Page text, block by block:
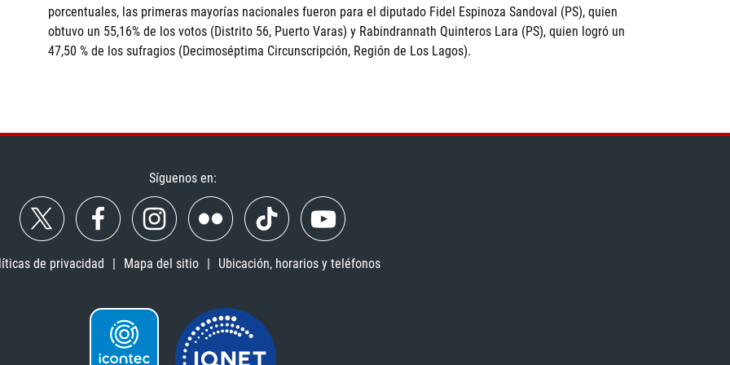
porcentuales, las primeras mayorías nacionales fueron para el diputado Fidel Espinoza Sandoval (PS), quien
obtuvo un 55,16% de los votos (Distrito 56, Puerto Varas) y Rabindrannath Quinteros Lara (PS), quien logró un
47,50 % de los sufragios (Decimoséptima Circunscripción, Región de Los Lagos).
Síguenos en:
de privacidad Mapa del sitio Ubicación, horarios y teléfonos